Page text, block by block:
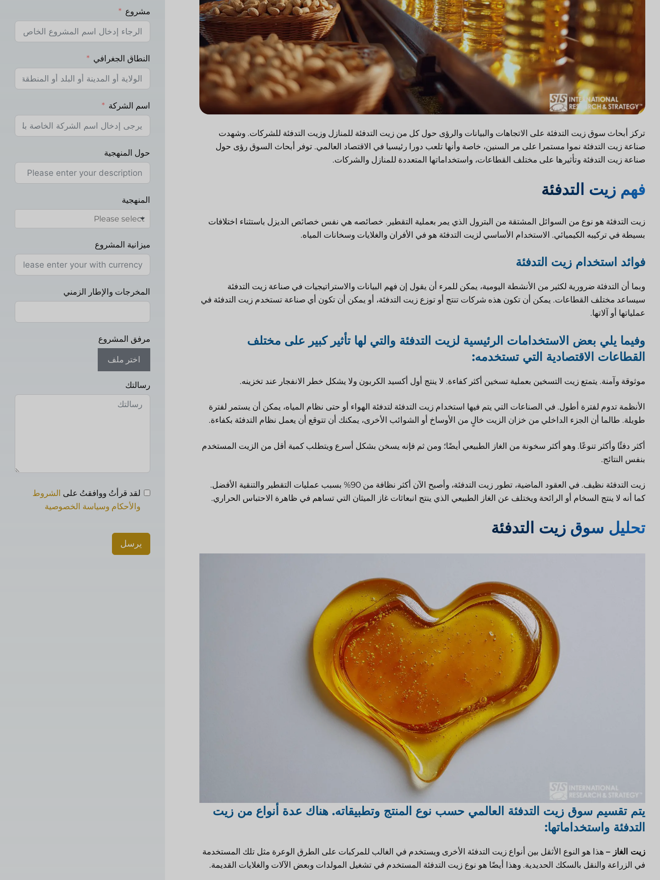
تركز أبحاث سوق زيت التدفئة على الاتجاهات والبيانات والرؤى حول كل من زيت التدفئة للمنازل وزيت التدفئة للشركات. وشهدت
صناعة زيت التدفئة نموا مستمرا على مر السنين، خاصة وأنها تلعب دورا رئيسيا في الاقتصاد العالمي. توفر أبحاث السوق رؤى حول
صناعة زيت التدفئة وتأثيرها على مختلف القطاعات، واستخداماتها المتعددة للمنازل والشركات.
فهم زيت التدفئة
زيت التدفئة هو نوع من السوائل المشتقة من البترول الذي يمر بعملية التقطير. خصائصه هي نفس خصائص الديزل باستثناء اختلافات
بسيطة في تركيبه الكيميائي. الاستخدام الأساسي لزيت التدفئة هو في الأفران والغلايات وسخانات المياه.
فوائد استخدام زيت التدفئة
وبما أن التدفئة ضرورية لكثير من الأنشطة اليومية، يمكن للمرء أن يقول إن فهم البيانات والاستراتيجيات في صناعة زيت التدفئة
سيساعد مختلف القطاعات. يمكن أن تكون هذه شركات تنتج أو توزع زيت التدفئة، أو يمكن أن تكون أي صناعة تستخدم زيت التدفئة في
عملياتها أو آلاتها.
وفيما يلي بعض الاستخدامات الرئيسية لزيت التدفئة والتي لها تأثير كبير على مختلف
القطاعات الاقتصادية التي تستخدمه:
موثوقة وآمنة. يتمتع زيت التسخين بعملية تسخين أكثر كفاءة. لا ينتج أول أكسيد الكربون ولا يشكل خطر الانفجار عند تخزينه.
الأنظمة تدوم لفترة أطول. في الصناعات التي يتم فيها استخدام زيت التدفئة لتدفئة الهواء أو حتى نظام المياه، يمكن أن يستمر لفترة
طويلة. طالما أن الجزء الداخلي من خزان الزيت خالٍ من الأوساخ أو الشوائب الأخرى، يمكنك أن تتوقع أن يعمل نظام التدفئة بكفاءة.
أكثر دفئًا وأكثر تنوعًا. وهو أكثر سخونة من الغاز الطبيعي أيضًا؛ ومن ثم فإنه يسخن بشكل أسرع ويتطلب كمية أقل من الزيت المستخدم
بنفس النتائج.
زيت التدفئة نظيف. في العقود الماضية، تطور زيت التدفئة، وأصبح الآن أكثر نظافة من 90% بسبب عمليات التقطير والتنقية الأفضل.
كما أنه لا ينتج السخام أو الرائحة ويختلف عن الغاز الطبيعي الذي ينتج انبعاثات غاز الميثان التي تساهم في ظاهرة الاحتباس الحراري.
تحليل سوق زيت التدفئة
يتم تقسيم سوق زيت التدفئة العالمي حسب نوع المنتج وتطبيقاته. هناك عدة أنواع من زيت
التدفئة واستخداماتها:
زيت الغاز – هذا هو النوع الأثقل بين أنواع زيت التدفئة الأخرى ويستخدم في الغالب للمركبات على الطرق الوعرة مثل تلك المستخدمة
في الزراعة والنقل بالسكك الحديدية. وهذا أيضًا هو نوع زيت التدفئة المستخدم في تشغيل المولدات وبعض الآلات والغلايات القديمة.
مشروع
النطاق الجغرافي
اسم الشركة
حول المنهجية
المنهجية
ميزانية المشروع
المخرجات والإطار الزمني
مرفق المشروع
اختر ملف
رسالتك
لقد قرأتُ ووافقتُ على الشروط
والأحكام وسياسة الخصوصية
يرسل